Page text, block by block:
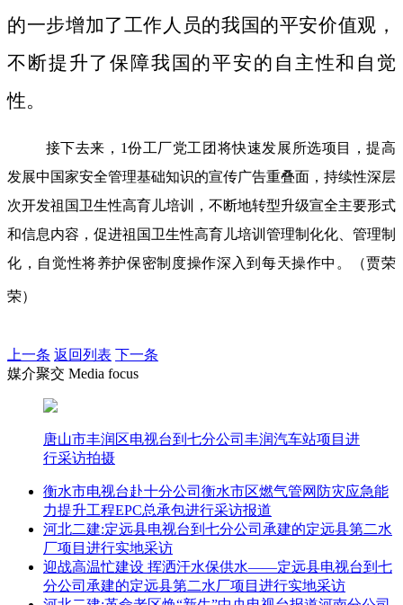
的一步增加了工作人员的我国的平安价值观，
不断提升了保障我国的平安的自主性和自觉
性。
接下去来，1份工厂党工团将快速发展所选项目，提高
发展中国家安全管理基础知识的宣传广告重叠面，持续性深层
次开发祖国卫生性高育儿培训，不断地转型升级宣全主要形式
和信息内容，促进祖国卫生性高育儿培训管理制化化、管理制
化，自觉性将养护保密制度操作深入到每天操作中。（贾荣
荣）
上一条 返回列表 下一条
媒介聚交 Media focus
唐山市丰润区电视台到七分公司丰润汽车站项目进
行采访拍摄
衡水市电视台赴十分公司衡水市区燃气管网防灾应急能
力提升工程EPC总承包进行采访报道
河北二建:定远县电视台到七分公司承建的定远县第二水
厂项目进行实地采访
迎战高温忙建设 挥洒汗水保供水——定远县电视台到七
分公司承建的定远县第二水厂项目进行实地采访